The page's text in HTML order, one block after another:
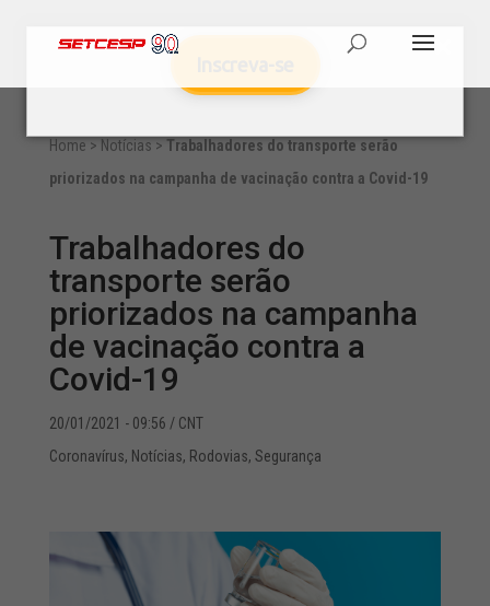
Home > Notícias > Trabalhadores do transporte serão
priorizados na campanha de vacinação contra a Covid-19
Trabalhadores do
transporte serão
priorizados na campanha
de vacinação contra a
Covid-19
20/01/2021 - 09:56 / CNT
Coronavírus, Notícias, Rodovias, Segurança